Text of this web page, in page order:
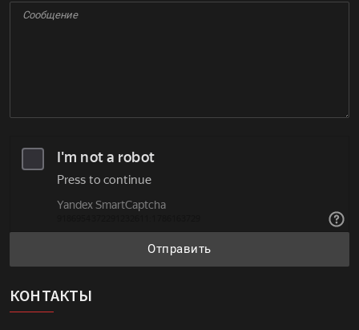
Отправить
КОНТАКТЫ